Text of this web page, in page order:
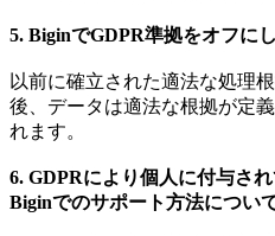
5. BiginでGDPR準拠をオフに
以前に確立された適法な処理
後、データは適法な根拠が定
れます。
6. GDPRにより個人に付与さ
Biginでのサポート方法につい